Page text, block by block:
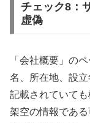
チェック8：
虚偽
「会社概要」の
名、所在地、設
記載されていても
架空の情報であ